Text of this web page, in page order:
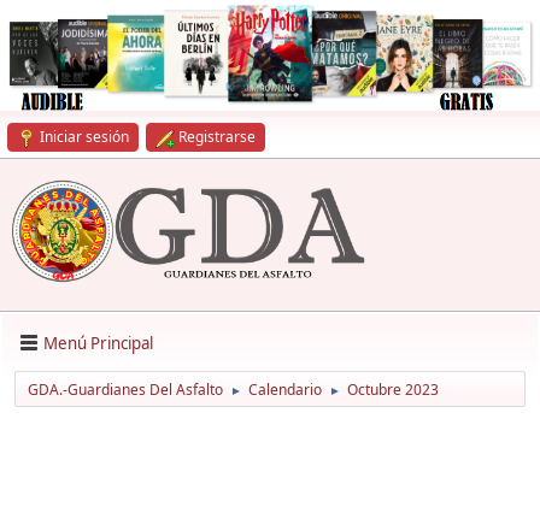
Iniciar sesión Registrarse
Menú Principal
GDA.-Guardianes Del Asfalto ► Calendario ► Octubre 2023